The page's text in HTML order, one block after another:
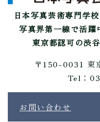
日本写真芸術専門学
写真界第一線で活
東京都認可の渋
〒150-0031 東
Tel：
お問い合わせ